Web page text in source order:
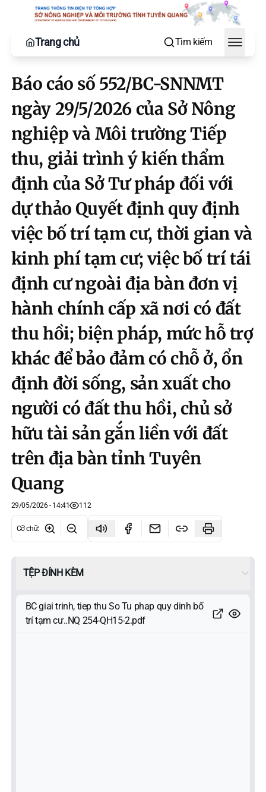
Trang chủ Tìm kiếm
Toggle
Báo cáo số 552/BC-SNNMT
ngày 29/5/2026 của Sở Nông
nghiệp và Môi trường Tiếp
thu, giải trình ý kiến thẩm
định của Sở Tư pháp đối với
dự thảo Quyết định quy định
việc bố trí tạm cư, thời gian và
kinh phí tạm cư; việc bố trí tái
định cư ngoài địa bàn đơn vị
hành chính cấp xã nơi có đất
thu hồi; biện pháp, mức hỗ trợ
khác để bảo đảm có chỗ ở, ổn
định đời sống, sản xuất cho
người có đất thu hồi, chủ sở
hữu tài sản gắn liền với đất
trên địa bàn tỉnh Tuyên
Quang
29/05/2026 - 14:41 112
Cỡ chữ:
TỆP ĐÍNH KÈM
BC giai trinh, tiep thu So Tu phap quy dinh bố
trí tạm cư..NQ 254-QH15-2.pdf